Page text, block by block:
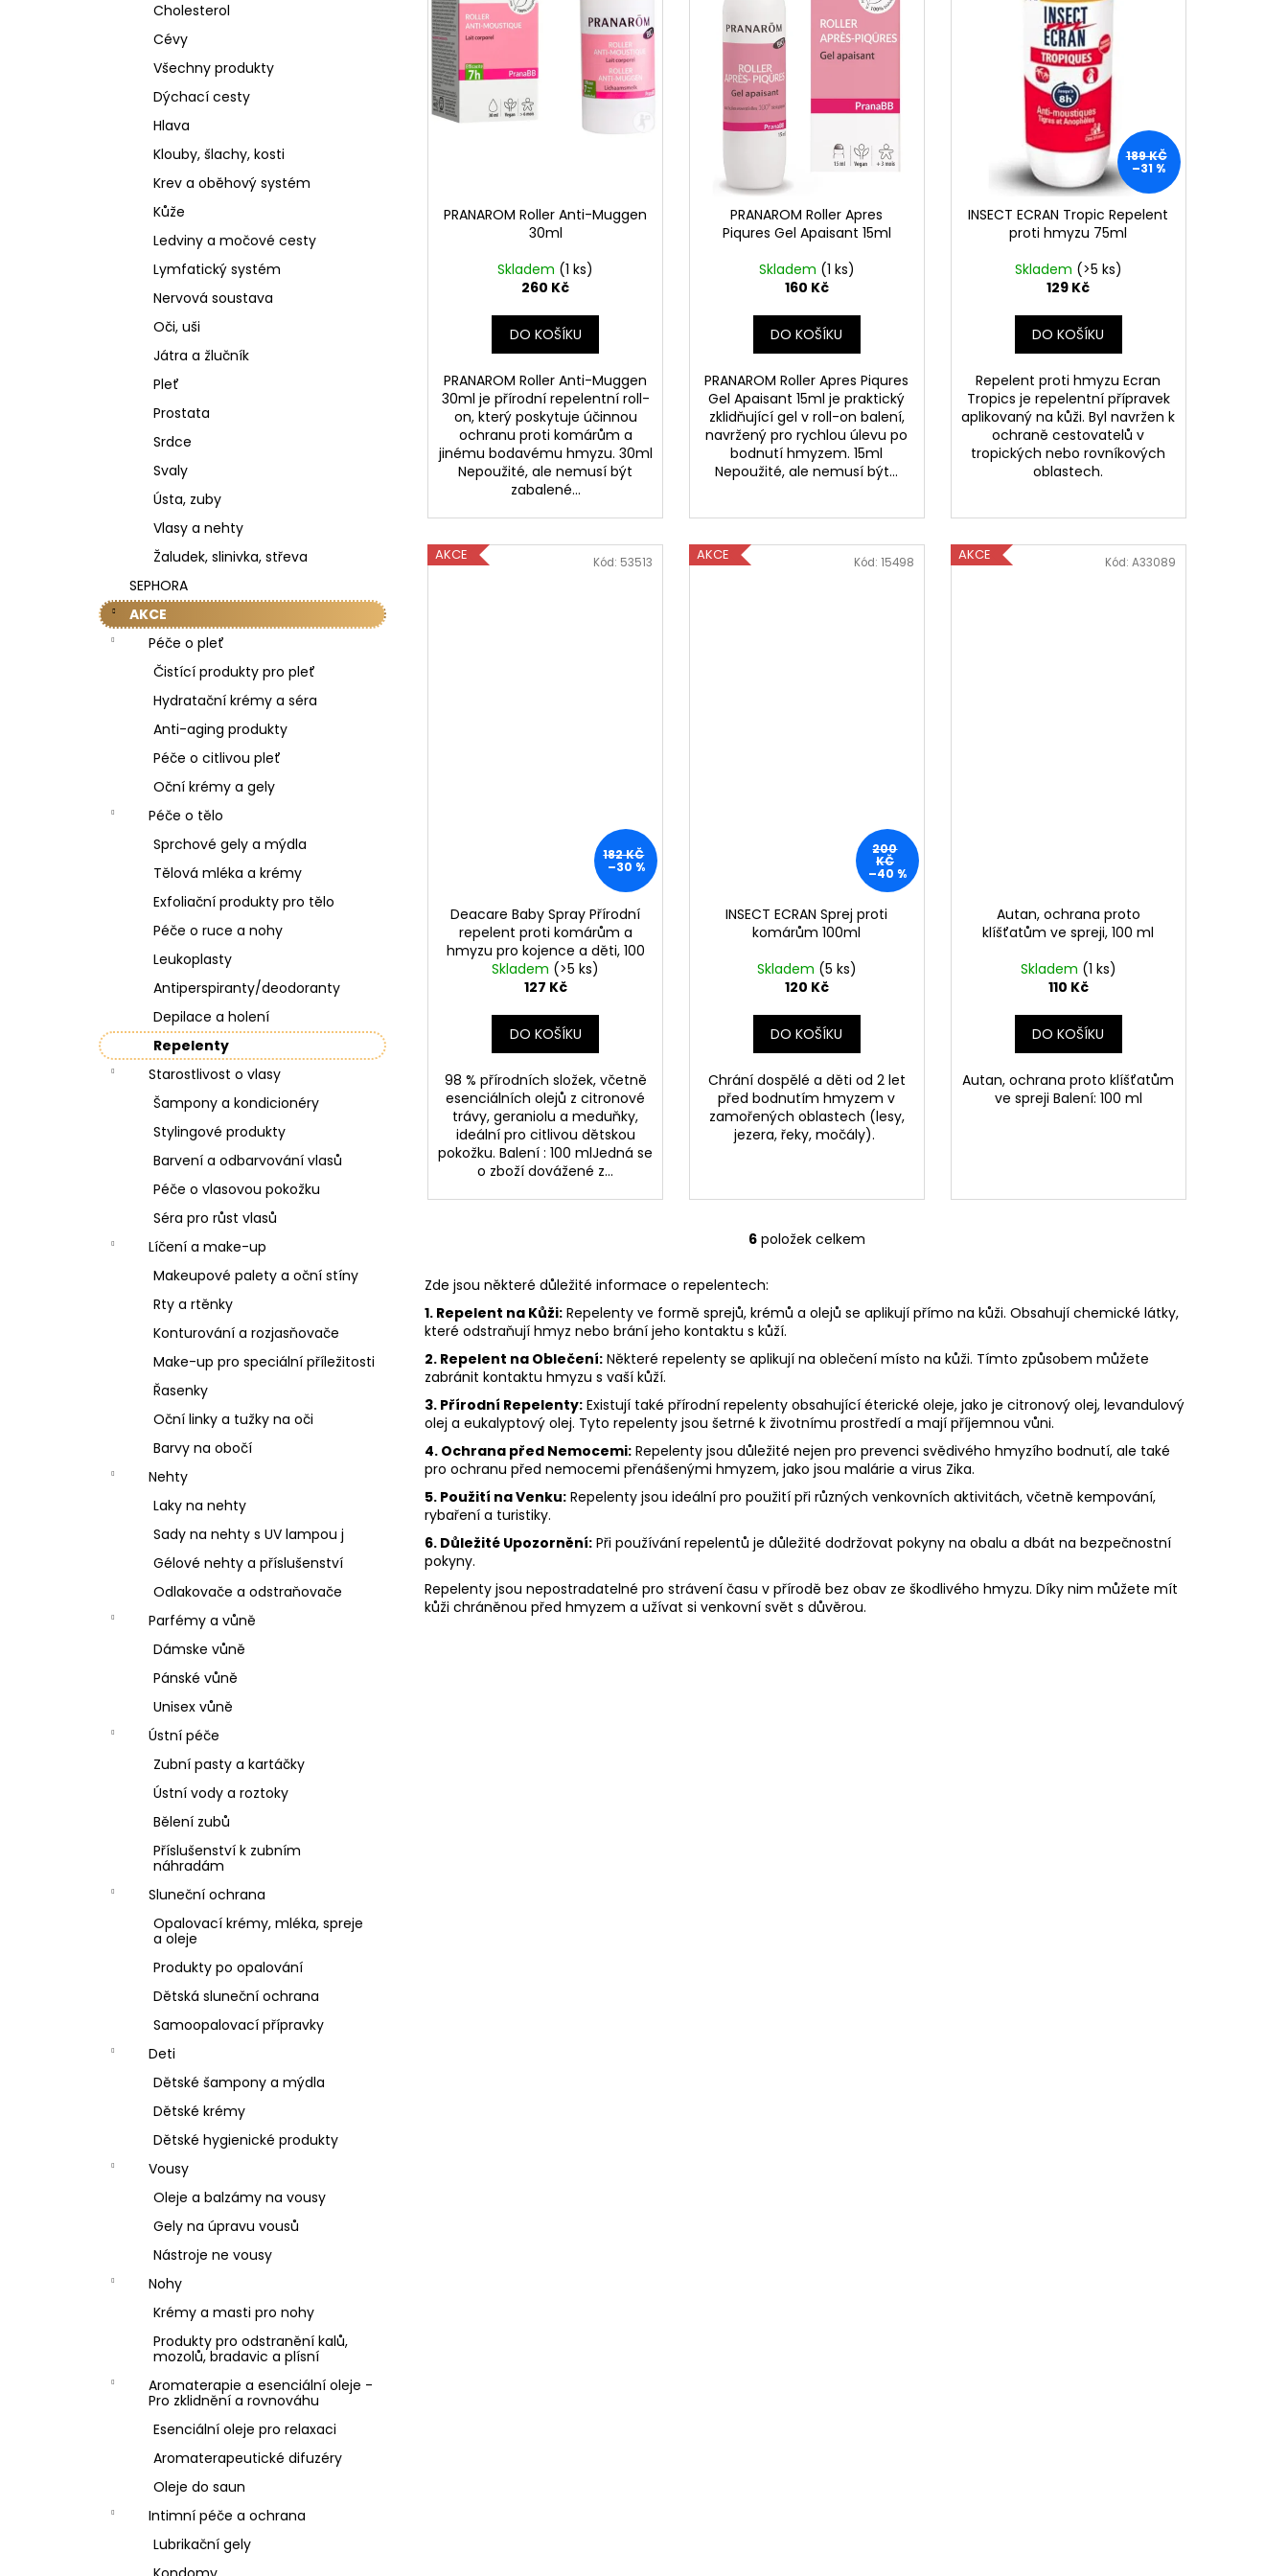
Cholesterol
Cévy
Všechny produkty
Dýchací cesty
Hlava
Klouby, šlachy, kosti
Krev a oběhový systém
Kůže
Ledviny a močové cesty
Lymfatický systém
Nervová soustava
Oči, uši
Játra a žlučník
Pleť
Prostata
Srdce
Svaly
Ústa, zuby
Vlasy a nehty
Žaludek, slinivka, střeva
SEPHORA
AKCE
Péče o pleť
Čistící produkty pro pleť
Hydratační krémy a séra
Anti-aging produkty
Péče o citlivou pleť
Oční krémy a gely
Péče o tělo
Sprchové gely a mýdla
Tělová mléka a krémy
Exfoliační produkty pro tělo
Péče o ruce a nohy
Leukoplasty
Antiperspiranty/deodoranty
Depilace a holení
Repelenty
Starostlivost o vlasy
Šampony a kondicionéry
Stylingové produkty
Barvení a odbarvování vlasů
Péče o vlasovou pokožku
Séra pro růst vlasů
Líčení a make-up
Makeupové palety a oční stíny
Rty a rtěnky
Konturování a rozjasňovače
Make-up pro speciální příležitosti
Řasenky
Oční linky a tužky na oči
Barvy na obočí
Nehty
Laky na nehty
Sady na nehty s UV lampou j
Gélové nehty a příslušenství
Odlakovače a odstraňovače
Parfémy a vůně
Dámske vůně
Pánské vůně
Unisex vůně
Ústní péče
Zubní pasty a kartáčky
Ústní vody a roztoky
Bělení zubů
Příslušenství k zubním
náhradám
Sluneční ochrana
Opalovací krémy, mléka, spreje
a oleje
Produkty po opalování
Dětská sluneční ochrana
Samoopalovací přípravky
Deti
Dětské šampony a mýdla
Dětské krémy
Dětské hygienické produkty
Vousy
Oleje a balzámy na vousy
Gely na úpravu vousů
Nástroje ne vousy
Nohy
Krémy a masti pro nohy
Produkty pro odstranění kalů,
mozolů, bradavic a plísní
Aromaterapie a esenciální oleje -
Pro zklidnění a rovnováhu
Esenciální oleje pro relaxaci
Aromaterapeutické difuzéry
Oleje do saun
Intimní péče a ochrana
Lubrikační gely
ů
o
d
u
k
t
PRANAROM Roller Anti-Muggen
30ml
Skladem (1 ks)
260 Kč
DO KOŠÍKU
PRANAROM Roller Anti-Muggen
30ml je přírodní repelentní roll-
on, který poskytuje účinnou
ochranu proti komárům a
jinému bodavému hmyzu. 30ml
Nepoužité, ale nemusí být
zabalené...
PRANAROM Roller Apres
Piqures Gel Apaisant 15ml
Skladem (1 ks)
160 Kč
DO KOŠÍKU
PRANAROM Roller Apres Piqures
Gel Apaisant 15ml je praktický
zklidňující gel v roll-on balení,
navržený pro rychlou úlevu po
bodnutí hmyzem. 15ml
Nepoužité, ale nemusí být...
189 KČ
–31 %
INSECT ECRAN Tropic Repelent
proti hmyzu 75ml
Skladem (>5 ks)
129 Kč
DO KOŠÍKU
Repelent proti hmyzu Ecran
Tropics je repelentní přípravek
aplikovaný na kůži. Byl navržen k
ochraně cestovatelů v
tropických nebo rovníkových
oblastech.
AKCE
182 KČ
–30 %
Deacare Baby Spray Přírodní
repelent proti komárům a
hmyzu pro kojence a děti, 100
ml – bez krabičky
Skladem (>5 ks)
127 Kč
DO KOŠÍKU
98 % přírodních složek, včetně
esenciálních olejů z citronové
trávy, geraniolu a meduňky,
ideální pro citlivou dětskou
pokožku. Balení : 100 mlJedná se
o zboží dovážené z...
Kód: 53513 AKCE
200
KČ
–40 %
INSECT ECRAN Sprej proti
komárům 100ml
Skladem (5 ks)
120 Kč
DO KOŠÍKU
Chrání dospělé a děti od 2 let
před bodnutím hmyzem v
zamořených oblastech (lesy,
jezera, řeky, močály).
Kód: 15498 AKCE
Autan, ochrana proto
klíšťatům ve spreji, 100 ml
Skladem (1 ks)
110 Kč
DO KOŠÍKU
Autan, ochrana proto klíšťatům
ve spreji Balení: 100 ml
Kód: A33089
O
á
a
í
p
r
v
k
y
ý
i
s
6 položek celkem
Zde jsou některé důležité informace o repelentech:
1. Repelent na Kůži: Repelenty ve formě sprejů, krémů a olejů se aplikují přímo na kůži. Obsahují chemické látky,
které odstraňují hmyz nebo brání jeho kontaktu s kůží.
2. Repelent na Oblečení: Některé repelenty se aplikují na oblečení místo na kůži. Tímto způsobem můžete
zabránit kontaktu hmyzu s vaší kůží.
3. Přírodní Repelenty: Existují také přírodní repelenty obsahující éterické oleje, jako je citronový olej, levandulový
olej a eukalyptový olej. Tyto repelenty jsou šetrné k životnímu prostředí a mají příjemnou vůni.
4. Ochrana před Nemocemi: Repelenty jsou důležité nejen pro prevenci svědivého hmyzího bodnutí, ale také
pro ochranu před nemocemi přenášenými hmyzem, jako jsou malárie a virus Zika.
5. Použití na Venku: Repelenty jsou ideální pro použití při různých venkovních aktivitách, včetně kempování,
rybaření a turistiky.
6. Důležité Upozornění: Při používání repelentů je důležité dodržovat pokyny na obalu a dbát na bezpečnostní
pokyny.
Repelenty jsou nepostradatelné pro strávení času v přírodě bez obav ze škodlivého hmyzu. Díky nim můžete mít
kůži chráněnou před hmyzem a užívat si venkovní svět s důvěrou.